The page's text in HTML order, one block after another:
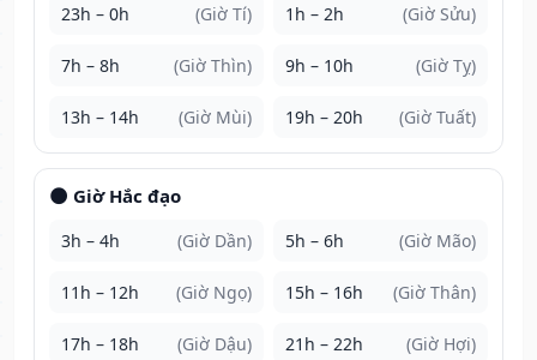
23h – 0h (Giờ Tí) 1h – 2h (Giờ Sửu)
7h – 8h (Giờ Thìn) 9h – 10h (Giờ Tỵ)
13h – 14h (Giờ Mùi) 19h – 20h (Giờ Tuất)
🌑 Giờ Hắc đạo
3h – 4h (Giờ Dần) 5h – 6h (Giờ Mão)
11h – 12h (Giờ Ngọ) 15h – 16h (Giờ Thân)
17h – 18h (Giờ Dậu) 21h – 22h (Giờ Hợi)